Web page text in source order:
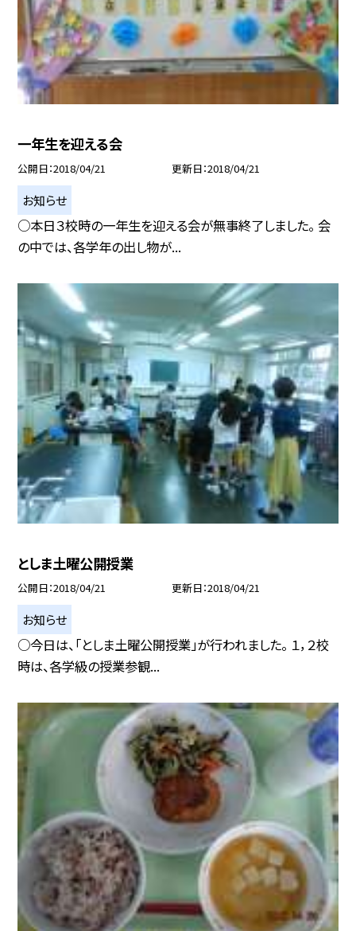
一年生を迎える会
公開日 2018/04/21 更新日 2018/04/21
お知らせ
○本日３校時の一年生を迎える会が無事終了しました。 会
の中では、各学年の出し物が...
としま土曜公開授業
公開日 2018/04/21 更新日 2018/04/21
お知らせ
○今日は、「としま土曜公開授業」が行われました。 １，２校
時は、各学級の授業参観...